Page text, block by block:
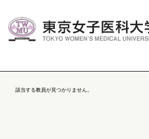
該当する教員が見つかりません。